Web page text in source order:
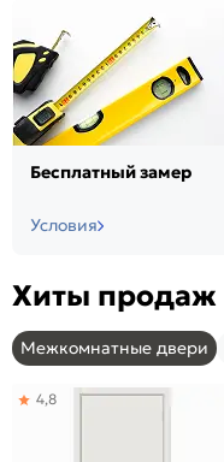
Бесплатный замер
Условия
Хиты продаж
Межкомнатные двери
4,8